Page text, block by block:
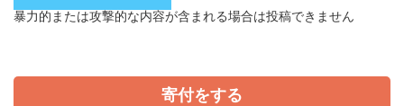
暴力的または攻撃的な内容が含まれる場合は投稿できません
寄付をする